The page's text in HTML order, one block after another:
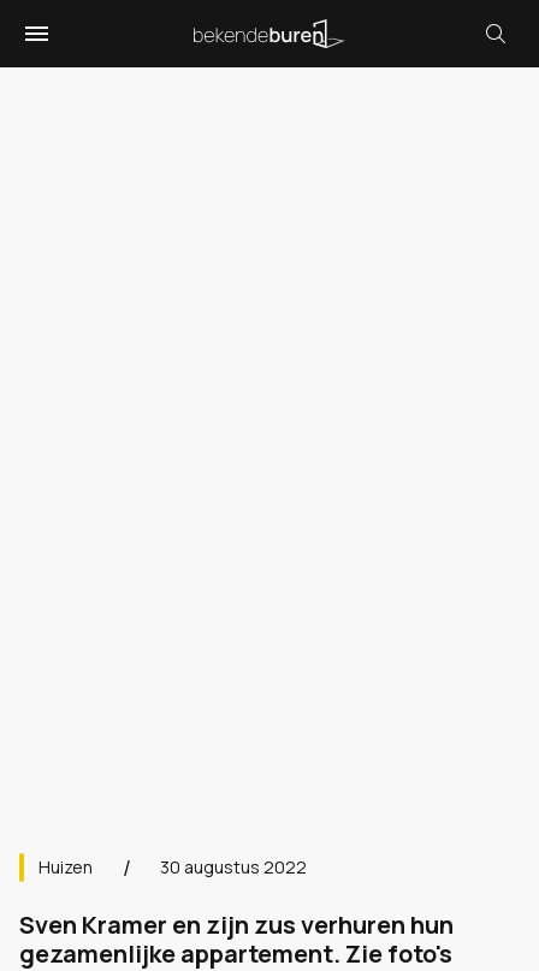
Huizen 30 augustus 2022
Sven Kramer en zijn zus verhuren hun
gezamenlijke appartement. Zie foto's